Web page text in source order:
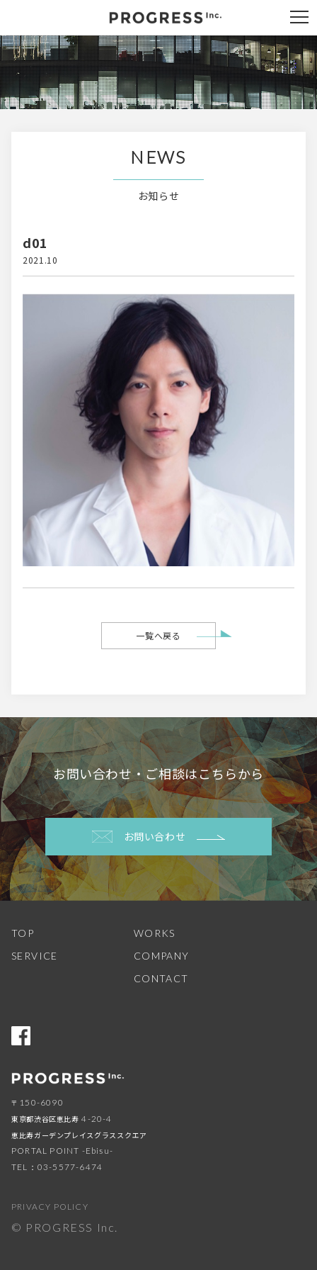
NEWS
お知らせ
2021.10
d01
一覧へ戻る
お問い合わせ・ご相談はこちらから
お問い合わせ
TOP
SERVICE
WORKS
COMPANY
CONTACT
〒 150-6090
東京都渋谷区恵比寿 4-20-4
恵比寿ガーデンプレイスグラススクエア
PORTAL POINT -Ebisu-
TEL：03-5577-6474
PRIVACY POLICY
© PROGRESS Inc.